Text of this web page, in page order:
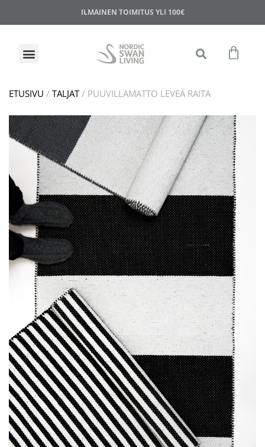
ILMAINEN TOIMITUS YLI 100€
ETUSIVU / TALJAT/ PUUVILLAMATTO LEVEÄ RAITA